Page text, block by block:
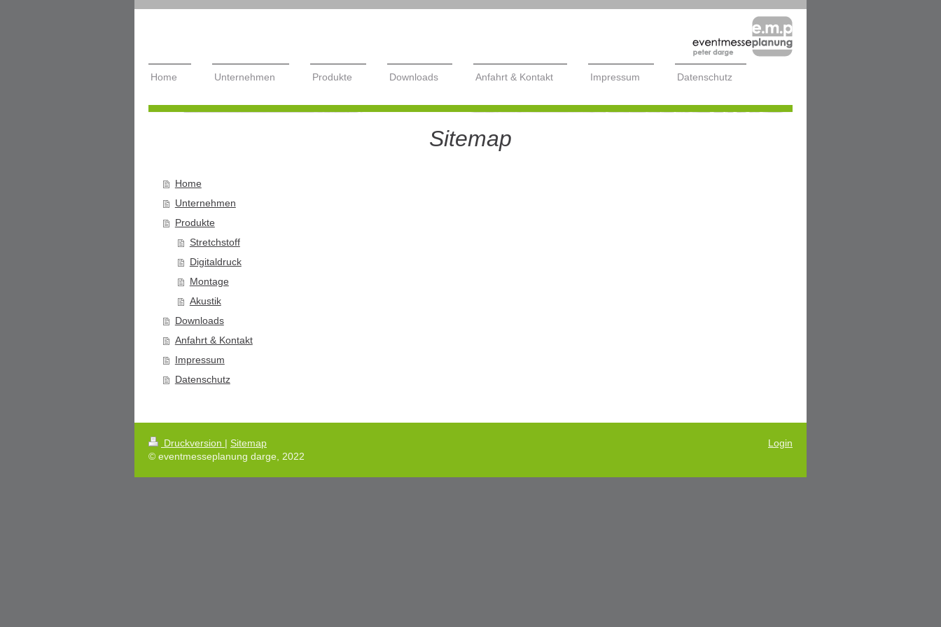
Home Unternehmen Produkte Downloads Anfahrt & Kontakt Impressum Datenschutz
Sitemap
Home
Unternehmen
Produkte
Stretchstoff
Digitaldruck
Montage
Akustik
Downloads
Anfahrt & Kontakt
Impressum
Datenschutz
Druckversion | Sitemap
© eventmesseplanung darge, 2022
Login